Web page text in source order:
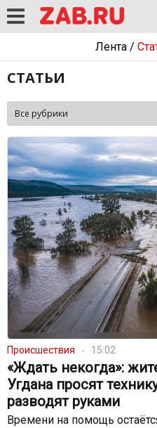
Лента/
СТАТЬИ
Происшествия 15:02
«Ждать некогда»:
Угдана просят
разводят руками
Времени на помощь